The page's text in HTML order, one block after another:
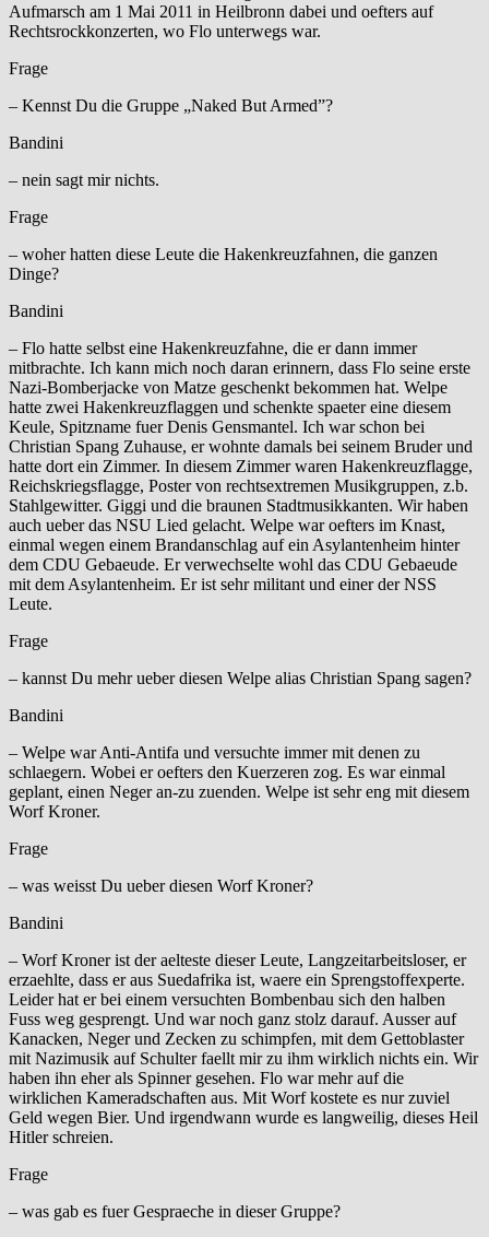
Aufmarsch am 1 Mai 2011 in Heilbronn dabei und oefters auf
Rechtsrockkonzerten, wo Flo unterwegs war.
Frage
– Kennst Du die Gruppe „Naked But Armed”?
Bandini
– nein sagt mir nichts.
Frage
– woher hatten diese Leute die Hakenkreuzfahnen, die ganzen
Dinge?
Bandini
– Flo hatte selbst eine Hakenkreuzfahne, die er dann immer
mitbrachte. Ich kann mich noch daran erinnern, dass Flo seine erste
Nazi-Bomberjacke von Matze geschenkt bekommen hat. Welpe
hatte zwei Hakenkreuzflaggen und schenkte spaeter eine diesem
Keule, Spitzname fuer Denis Gensmantel. Ich war schon bei
Christian Spang Zuhause, er wohnte damals bei seinem Bruder und
hatte dort ein Zimmer. In diesem Zimmer waren Hakenkreuzflagge,
Reichskriegsflagge, Poster von rechtsextremen Musikgruppen, z.b.
Stahlgewitter. Giggi und die braunen Stadtmusikkanten. Wir haben
auch ueber das NSU Lied gelacht. Welpe war oefters im Knast,
einmal wegen einem Brandanschlag auf ein Asylantenheim hinter
dem CDU Gebaeude. Er verwechselte wohl das CDU Gebaeude
mit dem Asylantenheim. Er ist sehr militant und einer der NSS
Leute.
Frage
– kannst Du mehr ueber diesen Welpe alias Christian Spang sagen?
Bandini
– Welpe war Anti-Antifa und versuchte immer mit denen zu
schlaegern. Wobei er oefters den Kuerzeren zog. Es war einmal
geplant, einen Neger an-zu zuenden. Welpe ist sehr eng mit diesem
Worf Kroner.
Frage
– was weisst Du ueber diesen Worf Kroner?
Bandini
– Worf Kroner ist der aelteste dieser Leute, Langzeitarbeitsloser, er
erzaehlte, dass er aus Suedafrika ist, waere ein Sprengstoffexperte.
Leider hat er bei einem versuchten Bombenbau sich den halben
Fuss weg gesprengt. Und war noch ganz stolz darauf. Ausser auf
Kanacken, Neger und Zecken zu schimpfen, mit dem Gettoblaster
mit Nazimusik auf Schulter faellt mir zu ihm wirklich nichts ein. Wir
haben ihn eher als Spinner gesehen. Flo war mehr auf die
wirklichen Kameradschaften aus. Mit Worf kostete es nur zuviel
Geld wegen Bier. Und irgendwann wurde es langweilig, dieses Heil
Hitler schreien.
Frage
– was gab es fuer Gespraeche in dieser Gruppe?